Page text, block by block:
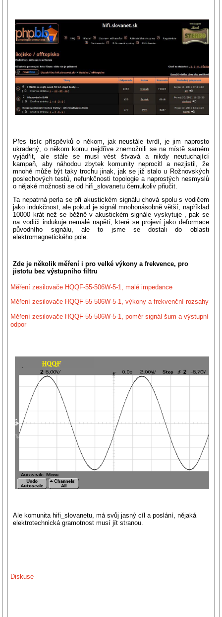
Přes tisíc příspěvků o někom, jak neustále tvrdí, je jim naprosto
ukradený, o někom komu nejdříve znemožnili se na místě samém
vyjádřit, ale stále se musí vést štvavá a nikdy neutuchající
kampaň, aby náhodou zbytek komunity neprocitl a nezjistil, že
mnohé může být taky trochu jinak, jak se již stalo u Rožnovských
poslechových testů, nefunkčnosti topologie a naprostých nesmyslů
o nějaké možnosti se od hifi_slovanetu čemukoliv přiučit.
Ta nepatrná perla se při akustickém signálu chová spolu s vodičem
jako indukčnost, ale pokud je signál mnohonásobně větší, například
10000 krát než se běžně v akustickém signále vyskytuje , pak se
na vodiči indukuje nemalé napětí, které se projeví jako deformace
původního signálu, ale to jsme se dostali do oblasti
elektromagnetického pole.
Zde je několik měření i pro velké výkony a frekvence, pro
jistotu bez výstupního filtru
Měření zesilovače HQQF-55-506W-5-1, malé impedance
Měření zesilovače HQQF-55-506W-5-1, výkony a frekvenční rozsahy
Měření zesilovače HQQF-55-506W-5-1, poměr signál šum a výstupní
odpor
Ale komunita hifi_slovanetu, má svůj jasný cíl a poslání, nějaká
elektrotechnická gramotnost musí jít stranou.
Diskuse